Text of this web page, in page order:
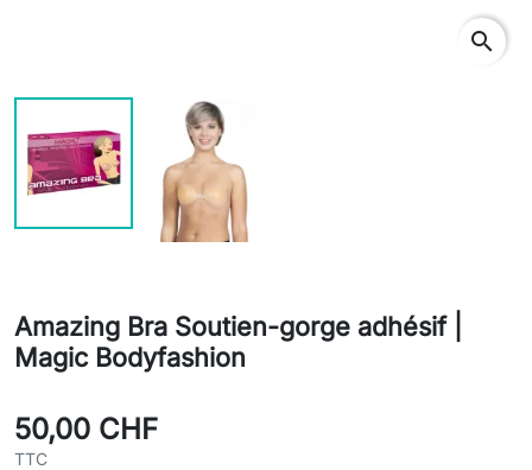
search
Amazing Bra Soutien-gorge adhésif |
Magic Bodyfashion
50,00 CHF
TTC